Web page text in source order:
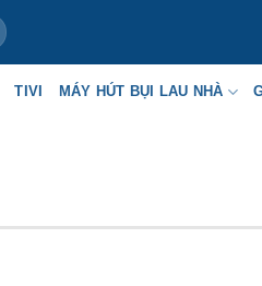
TIVI MÁY HÚT BỤI LAU NHÀ